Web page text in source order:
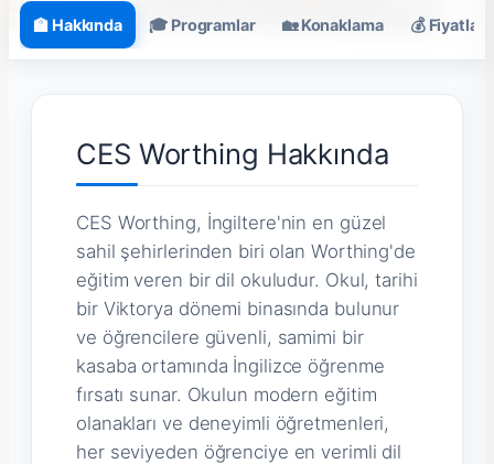
🏫 Hakkında 🎓 Programlar 🏡 Konaklama 💰 Fiyatlar
CES Worthing Hakkında
CES Worthing, İngiltere'nin en güzel
sahil şehirlerinden biri olan Worthing'de
eğitim veren bir dil okuludur. Okul, tarihi
bir Viktorya dönemi binasında bulunur
ve öğrencilere güvenli, samimi bir
kasaba ortamında İngilizce öğrenme
fırsatı sunar. Okulun modern eğitim
olanakları ve deneyimli öğretmenleri,
her seviyeden öğrenciye en verimli dil